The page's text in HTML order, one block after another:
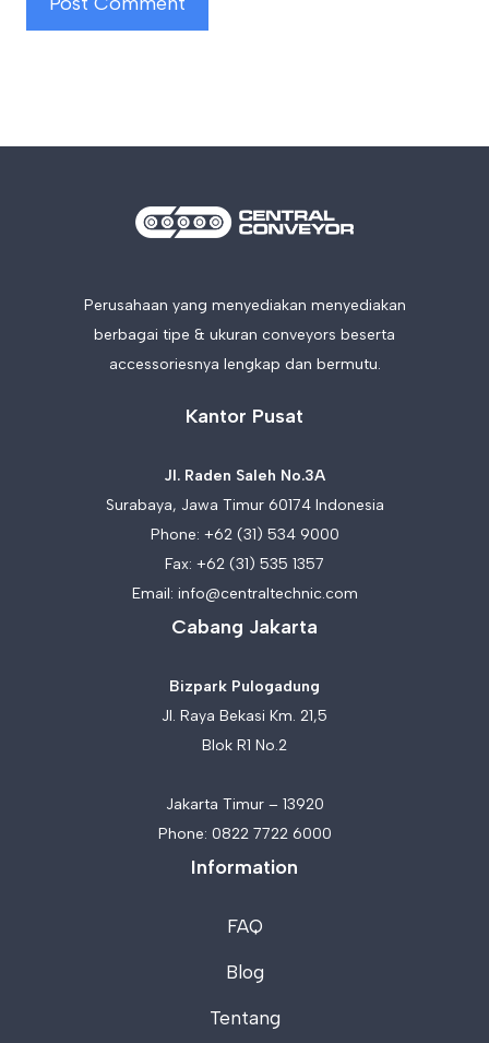
Perusahaan yang menyediakan menyediakan
berbagai tipe & ukuran conveyors beserta
accessoriesnya lengkap dan bermutu.
Kantor Pusat
Jl. Raden Saleh No.3A
Surabaya, Jawa Timur 60174 Indonesia
Phone: +62 (31) 534 9000
Fax: +62 (31) 535 1357
Email: info@centraltechnic.com
Cabang Jakarta
Bizpark Pulogadung
Jl. Raya Bekasi Km. 21,5
Blok R1 No.2
Jakarta Timur – 13920
Phone: 0822 7722 6000
Information
FAQ
Blog
Tentang